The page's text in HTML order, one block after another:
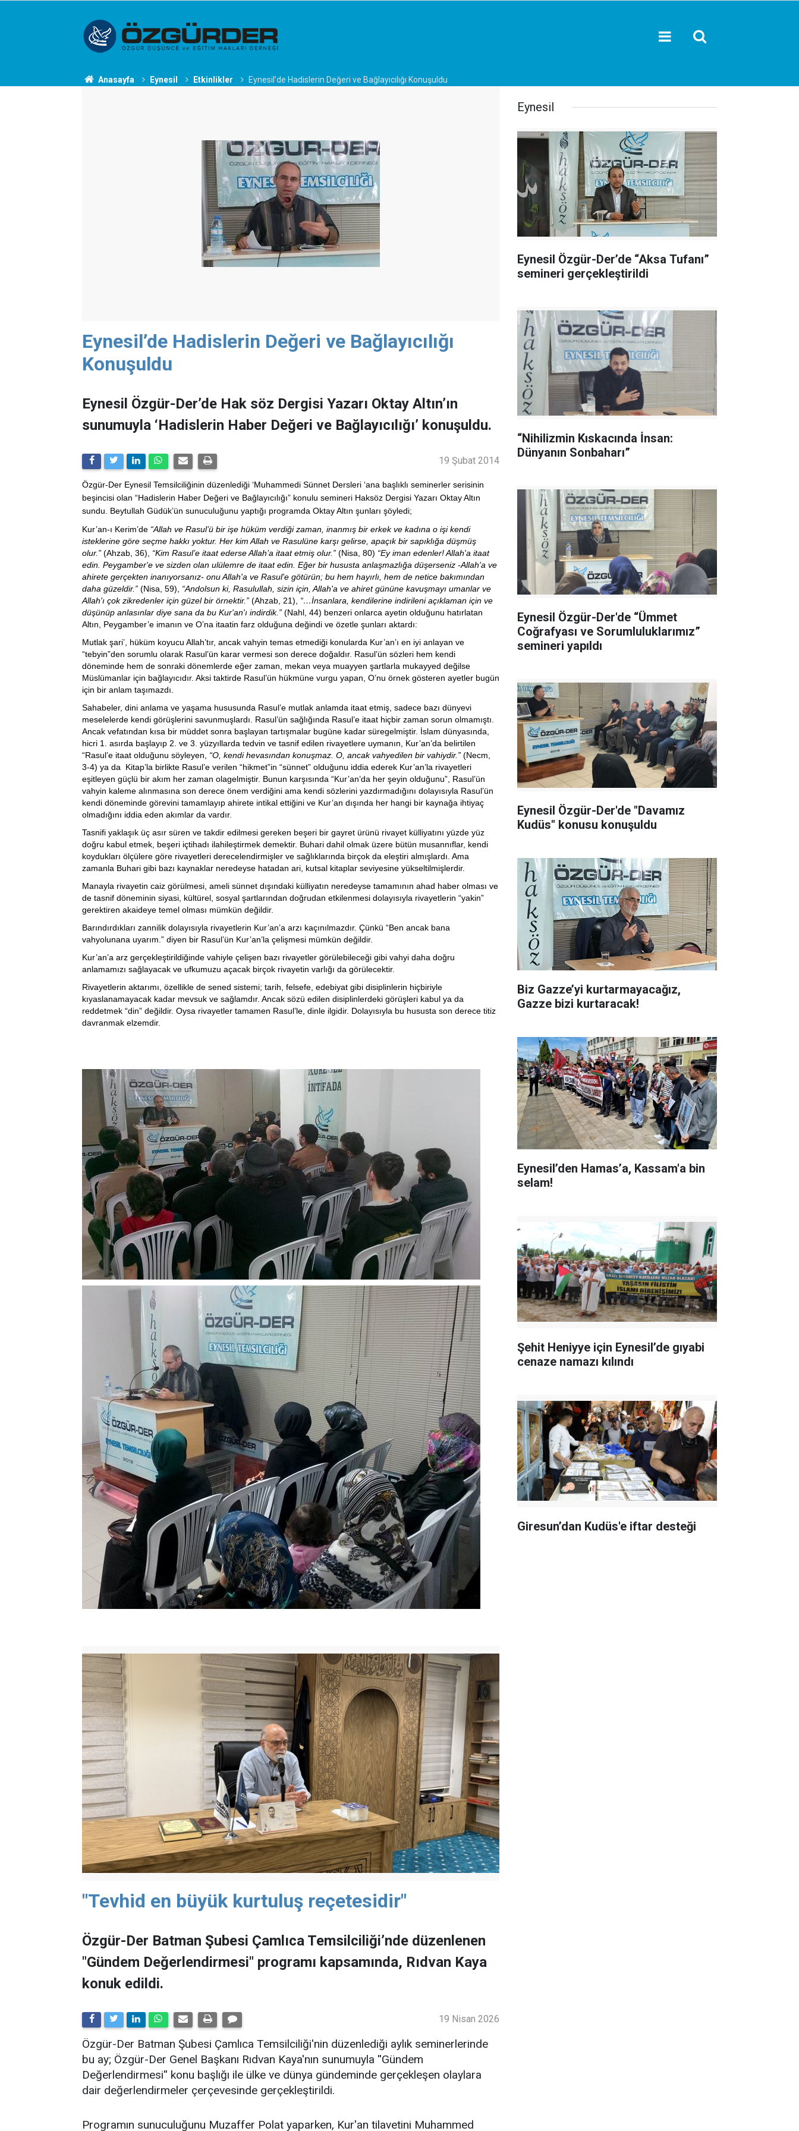
Anasayfa Eynesil Etkinlikler Eynesil’de Hadislerin Değeri ve Bağlayıcılığı Konuşuldu
Eynesil’de Hadislerin Değeri ve Bağlayıcılığı
Konuşuldu
Eynesil Özgür-Der’de Hak söz Dergisi Yazarı Oktay Altın’ın
sunumuyla ‘Hadislerin Haber Değeri ve Bağlayıcılığı’ konuşuldu.
19 Şubat 2014
Özgür-Der Eynesil Temsilciliğinin düzenlediği ‘Muhammedi Sünnet Dersleri ‘ana başlıklı seminerler serisinin
beşincisi olan “Hadislerin Haber Değeri ve Bağlayıcılığı” konulu semineri Haksöz Dergisi Yazarı Oktay Altın
sundu. Beytullah Güdük’ün sunuculuğunu yaptığı programda Oktay Altın şunları şöyledi;
Kur’an-ı Kerim’de “Allah ve Rasul’ü bir işe hüküm verdiği zaman, inanmış bir erkek ve kadına o işi kendi
isteklerine göre seçme hakkı yoktur. Her kim Allah ve Rasulüne karşı gelirse, apaçık bir sapıklığa düşmüş
olur.” (Ahzab, 36), “Kim Rasul’e itaat ederse Allah’a itaat etmiş olur.” (Nisa, 80) “Ey iman edenler! Allah'a itaat
edin. Peygamber'e ve sizden olan ulülemre de itaat edin. Eğer bir hususta anlaşmazlığa düşerseniz -Allah'a ve
ahirete gerçekten inanıyorsanız- onu Allah'a ve Rasul'e götürün; bu hem hayırlı, hem de netice bakımından
daha güzeldir.” (Nisa, 59), “Andolsun ki, Rasulullah, sizin için, Allah'a ve ahiret gününe kavuşmayı umanlar ve
Allah'ı çok zikredenler için güzel bir örnektir.” (Ahzab, 21), “…İnsanlara, kendilerine indirileni açıklaman için ve
düşünüp anlasınlar diye sana da bu Kur'an'ı indirdik.” (Nahl, 44) benzeri onlarca ayetin olduğunu hatırlatan
Altın, Peygamber’e imanın ve O’na itaatin farz olduğuna değindi ve özetle şunları aktardı:
Mutlak şari’, hüküm koyucu Allah’tır, ancak vahyin temas etmediği konularda Kur’an’ı en iyi anlayan ve
“tebyin”den sorumlu olarak Rasul’ün karar vermesi son derece doğaldır. Rasul’ün sözleri hem kendi
döneminde hem de sonraki dönemlerde eğer zaman, mekan veya muayyen şartlarla mukayyed değilse
Müslümanlar için bağlayıcıdır. Aksi taktirde Rasul’ün hükmüne vurgu yapan, O’nu örnek gösteren ayetler bugün
için bir anlam taşımazdı.
Sahabeler, dini anlama ve yaşama hususunda Rasul’e mutlak anlamda itaat etmiş, sadece bazı dünyevi
meselelerde kendi görüşlerini savunmuşlardı. Rasul’ün sağlığında Rasul’e itaat hiçbir zaman sorun olmamıştı.
Ancak vefatından kısa bir müddet sonra başlayan tartışmalar bugüne kadar süregelmiştir. İslam dünyasında,
hicri 1. asırda başlayıp 2. ve 3. yüzyıllarda tedvin ve tasnif edilen rivayetlere uymanın, Kur’an’da belirtilen
“Rasul’e itaat olduğunu söyleyen,
“O, kendi hevasından konuşmaz. O, ancak vahyedilen bir vahiydir.” (Necm,
3-4) ya da Kitap’la birlikte Rasul’e verilen “hikmet”in “sünnet” olduğunu iddia ederek Kur’an’la rivayetleri
eşitleyen güçlü bir akım her zaman olagelmiştir. Bunun karşısında “Kur’an’da her şeyin olduğunu”, Rasul’ün
vahyin kaleme alınmasına son derece önem verdiğini ama kendi sözlerini yazdırmadığını dolayısıyla Rasul’ün
kendi döneminde görevini tamamlayıp ahirete intikal ettiğini ve Kur’an dışında her hangi bir kaynağa ihtiyaç
olmadığını iddia eden akımlar da vardır.
Tasnifi yaklaşık üç asır süren ve takdir edilmesi gereken beşeri bir gayret ürünü rivayet külliyatını yüzde yüz
doğru kabul etmek, beşeri içtihadı ilahileştirmek demektir. Buhari dahil olmak üzere bütün musannıflar, kendi
koydukları ölçülere göre rivayetleri derecelendirmişler ve sağlıklarında birçok da eleştiri almışlardı. Ama
zamanla Buhari gibi bazı kaynaklar neredeyse hatadan ari, kutsal kitaplar seviyesine yükseltilmişlerdir.
Manayla rivayetin caiz görülmesi, ameli sünnet dışındaki külliyatın neredeyse tamamının ahad haber olması ve
de tasnif döneminin siyasi, kültürel, sosyal şartlarından doğrudan etkilenmesi dolayısıyla rivayetlerin “yakin”
gerektiren akaideye temel olması mümkün değildir.
Barındırdıkları zannilik dolayısıyla rivayetlerin Kur’an’a arzı kaçınılmazdır. Çünkü “Ben ancak bana
vahyolunana uyarım.” diyen bir Rasul’ün Kur’an’la çelişmesi mümkün değildir.
Kur’an’a arz gerçekleştirildiğinde vahiyle çelişen bazı rivayetler görülebileceği gibi vahyi daha doğru
anlamamızı sağlayacak ve ufkumuzu açacak birçok rivayetin varlığı da görülecektir.
Rivayetlerin aktarımı, özellikle de sened sistemi; tarih, felsefe, edebiyat gibi disiplinlerin hiçbiriyle
kıyaslanamayacak kadar mevsuk ve sağlamdır. Ancak sözü edilen disiplinlerdeki görüşleri kabul ya da
reddetmek “din” değildir. Oysa rivayetler tamamen Rasul’le, dinle ilgidir. Dolayısıyla bu hususta son derece titiz
davranmak elzemdir.
"Tevhid en büyük kurtuluş reçetesidir"
Özgür-Der Batman Şubesi Çamlıca Temsilciliği’nde düzenlenen
"Gündem Değerlendirmesi" programı kapsamında, Rıdvan Kaya
konuk edildi.
19 Nisan 2026
​Özgür-Der Batman Şubesi Çamlıca Temsilciliği'nin düzenlediği aylık seminerlerinde
bu ay; Özgür-Der Genel Başkanı Rıdvan Kaya'nın sunumuyla ''Gündem
Değerlendirmesi'' konu başlığı ile ülke ve dünya gündeminde gerçekleşen olaylara
dair değerlendirmeler çerçevesinde gerçekleştirildi.
Programın sunuculuğunu Muzaffer Polat yaparken, Kur'an tilavetini Muhammed
Eynesil
Eynesil Özgür-Der’de “Aksa Tufanı”
semineri gerçekleştirildi
“Nihilizmin Kıskacında İnsan:
Dünyanın Sonbaharı”
Eynesil Özgür-Der'de “Ümmet
Coğrafyası ve Sorumluluklarımız”
semineri yapıldı
Eynesil Özgür-Der'de "Davamız
Kudüs" konusu konuşuldu
Biz Gazze’yi kurtarmayacağız,
Gazze bizi kurtaracak!
Eynesil’den Hamas’a, Kassam'a bin
selam!
Şehit Heniyye için Eynesil’de gıyabi
cenaze namazı kılındı
Giresun’dan Kudüs'e iftar desteği